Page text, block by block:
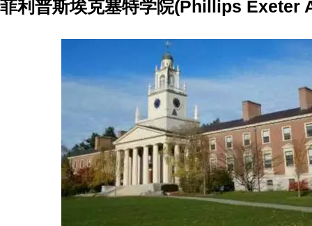
菲利普斯埃克塞特学院(Phillips Exeter